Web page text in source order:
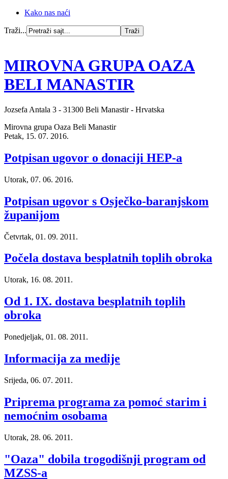
Kako nas naći
Traži...
MIROVNA GRUPA OAZA
BELI MANASTIR
Jozsefa Antala 3 - 31300 Beli Manastir - Hrvatska
Mirovna grupa Oaza Beli Manastir
Petak, 15. 07. 2016.
Potpisan ugovor o donaciji HEP-a
Utorak, 07. 06. 2016.
Potpisan ugovor s Osječko-baranjskom
županijom
Četvrtak, 01. 09. 2011.
Počela dostava besplatnih toplih obroka
Utorak, 16. 08. 2011.
Od 1. IX. dostava besplatnih toplih
obroka
Ponedjeljak, 01. 08. 2011.
Informacija za medije
Srijeda, 06. 07. 2011.
Priprema programa za pomoć starim i
nemoćnim osobama
Utorak, 28. 06. 2011.
"Oaza" dobila trogodišnji program od
MZSS-a